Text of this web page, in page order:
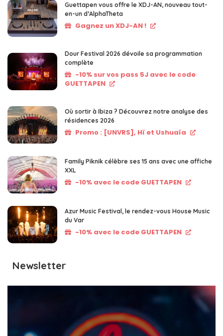
Guettapen vous offre le XDJ-AN, nouveau tout-
en-un d’AlphaTheta
Gagnez un XDJ-AN !
Dour Festival 2026 dévoile sa programmation
complète
-10% sur vos pass 5J avec le code
GUETTAPEN
Où sortir à Ibiza ? Découvrez notre analyse des
résidences 2026
Promo : [UNVRS], Hï et Ushuaïa
Family Piknik célèbre ses 15 ans avec une affiche
XXL
-10% avec le code GUETTAPEN
Azur Music Festival, le rendez-vous House Music
du Var
-10% avec le code GUETTAPEN
Newsletter